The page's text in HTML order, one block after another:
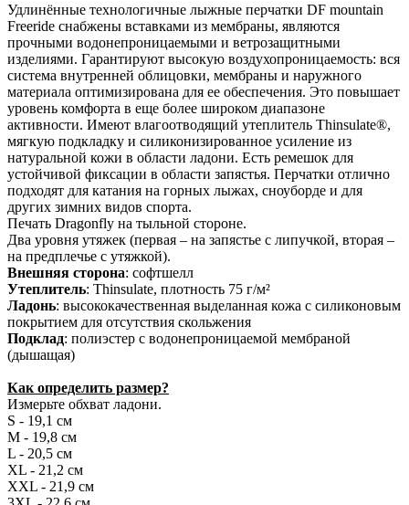
Удлинённые технологичные лыжные перчатки DF mountain
Freeride снабжены вставками из мембраны, являются
прочными водонепроницаемыми и ветрозащитными
изделиями. Гарантируют высокую воздухопроницаемость: вся
система внутренней облицовки, мембраны и наружного
материала оптимизирована для ее обеспечения. Это повышает
уровень комфорта в еще более широком диапазоне
активности. Имеют влагоотводящий утеплитель Thinsulate®,
мягкую подкладку и силиконизированное усиление из
натуральной кожи в области ладони. Есть ремешок для
устойчивой фиксации в области запястья. Перчатки отлично
подходят для катания на горных лыжах, сноуборде и для
других зимних видов спорта.
Печать Dragonfly на тыльной стороне.
Два уровня утяжек (первая – на запястье с липучкой, вторая –
на предплечье с утяжкой).
Внешняя сторона: софтшелл
Утеплитель: Thinsulate, плотность 75 г/м²
Ладонь: высококачественная выделанная кожа с силиконовым
покрытием для отсутствия скольжения
Подклад: полиэстер с водонепроницаемой мембраной
(дышащая)
Как определить размер?
Измерьте обхват ладони.
S - 19,1 см
M - 19,8 см
L - 20,5 см
XL - 21,2 см
XXL - 21,9 см